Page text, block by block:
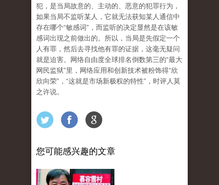
犯，是当局故意的、主动的、恶意的犯罪行为，
如果当局不监听某人，它就无法获知某人通信中
存在哪个“敏感词”，而监听的决定显然是在该敏
感词出现之前做出的。所以，当局是先假定一个
人有罪，然后去寻找他有罪的证据，这毫无疑问
就是迫害。网络自由度全球排名倒数第三的“最大
网民监狱”里，网络应用和创新技术被粉饰得“欣
欣向荣”，“这就是市场新极权的特性”，时评人莫
之许说。
您可能感兴趣的文章